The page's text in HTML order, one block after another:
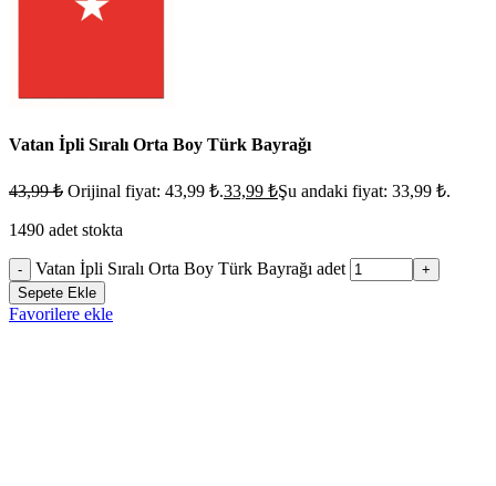
Vatan İpli Sıralı Orta Boy Türk Bayrağı
43,99₺ Orijinal fiyat: 43,99 ₺.33,99 ₺Şu andaki fiyat: 33,99 ₺.
1490 adet stokta
- Vatan İpli Sıralı Orta Boy Türk Bayrağı adet
+
Sepete Ekle
Favorilere ekle